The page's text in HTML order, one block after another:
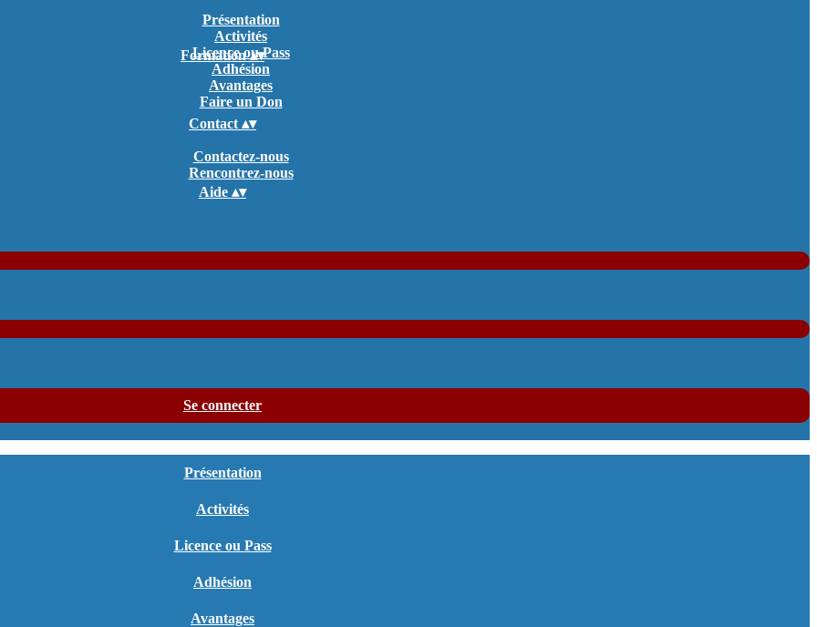
Présentation
Activités
Licence ou Pass
Adhésion
Avantages
Faire un Don
Formation▴▾
Contact ▴▾
Contactez-nous
Rencontrez-nous
Aide ▴▾
Se connecter
Présentation
Activités
Licence ou Pass
Adhésion
Avantages